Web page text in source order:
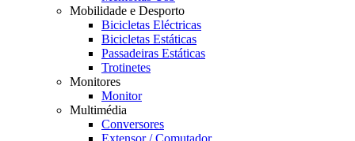
Mobilidade e Desporto
Bicicletas Eléctricas
Bicicletas Estáticas
Passadeiras Estáticas
Trotinetes
Monitores
Monitor
Multimédia
Conversores
Extensor / Comutador